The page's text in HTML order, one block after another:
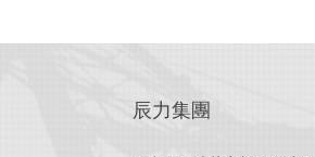
辰力集團